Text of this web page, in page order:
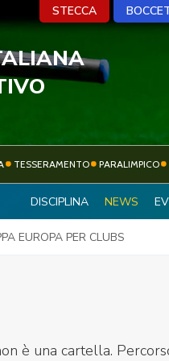
SOCIETÀ
BOCCETTE
STECCA
TESSERAMENTO PARALIMPICO
DISCIPLINA NEWS
EUROPA PER CLUBS
è una cartella.